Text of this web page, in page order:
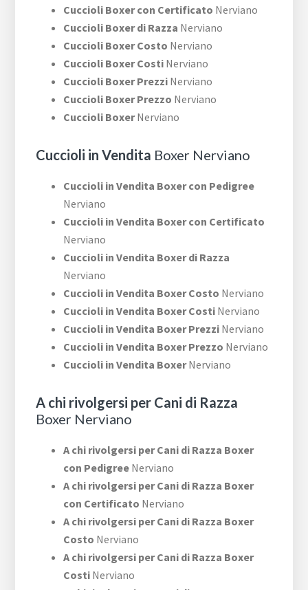
Cuccioli Boxer con Certificato Nerviano
Cuccioli Boxer di Razza Nerviano
Cuccioli Boxer Costo Nerviano
Cuccioli Boxer Costi Nerviano
Cuccioli Boxer Prezzi Nerviano
Cuccioli Boxer Prezzo Nerviano
Cuccioli BoxerNerviano
Cuccioli in Vendita Boxer Nerviano
Cuccioli in Vendita Boxer con Pedigree
Nerviano
Cuccioli in Vendita Boxer con Certificato
Nerviano
Cuccioli in Vendita Boxer di Razza
Nerviano
Cuccioli in Vendita Boxer Costo Nerviano
Cuccioli in Vendita Boxer Costi Nerviano
Cuccioli in Vendita Boxer Prezzi Nerviano
Cuccioli in Vendita Boxer Prezzo Nerviano
Cuccioli in Vendita BoxerNerviano
A chi rivolgersi per Cani di Razza
Boxer Nerviano
A chi rivolgersi per Cani di Razza Boxer
con Pedigree Nerviano
A chi rivolgersi per Cani di Razza Boxer
con Certificato Nerviano
A chi rivolgersi per Cani di Razza Boxer
Costo Nerviano
A chi rivolgersi per Cani di Razza Boxer
Costi Nerviano